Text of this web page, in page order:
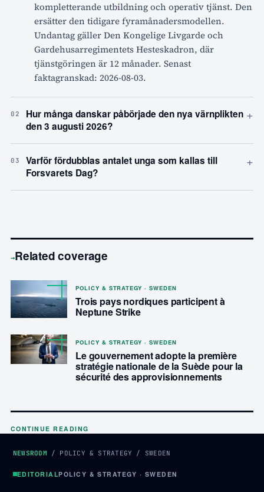
kompletterande utbildning och operativ tjänst. Den
ersätter den tidigare fyramånadersmodellen.
Undantag gäller Den Kongelige Livgarde och
Gardehusarregimentets Hesteskadron, där
tjänstgöringen är 12 månader. Senast
faktagranskad: 2026-08-03.
02
Hur många danskar påbörjade den nya värnplikten
den 3 augusti 2026?
+
03
Varför fördubblas antalet unga som kallas till
Forsvarets Dag?
+
→Related coverage
POLICY & STRATEGY · SWEDEN
Trois pays nordiques participent à
Neptune Strike
POLICY & STRATEGY · SWEDEN
Le gouvernement adopte la première
stratégie nationale de la Suède pour la
sécurité des approvisionnements
CONTINUE READING
NEWSROOM / POLICY & STRATEGY / SWEDEN
EDITORIALPOLICY & STRATEGY · SWEDEN